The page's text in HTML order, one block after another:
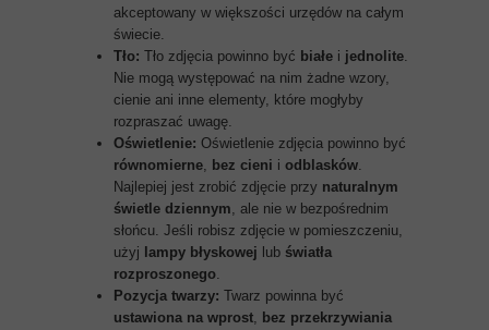
akceptowany w większości urzędów na całym
świecie.
Tło: Tło zdjęcia powinno być białe i jednolite.
Nie mogą występować na nim żadne wzory,
cienie ani inne elementy, które mogłyby
rozpraszać uwagę.
Oświetlenie: Oświetlenie zdjęcia powinno być
równomierne, bez cieni i odblasków.
Najlepiej jest zrobić zdjęcie przy naturalnym
świetle dziennym, ale nie w bezpośrednim
słońcu. Jeśli robisz zdjęcie w pomieszczeniu,
użyj lampy błyskowej lub światła
rozproszonego.
Pozycja twarzy: Twarz powinna być
ustawiona na wprost, bez przekrzywiania